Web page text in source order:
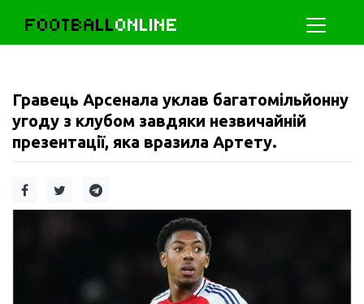
FOOTBALLONLINE
Гравець Арсенала уклав багатомільйонну
угоду з клубом завдяки незвичайній
презентації, яка вразила Артету.